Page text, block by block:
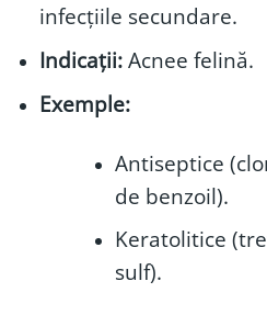
infecțiile secundare.
Indicații:Acnee felină.
Exemple:
Antiseptice
de benzoil).
Keratolitice
sulf).